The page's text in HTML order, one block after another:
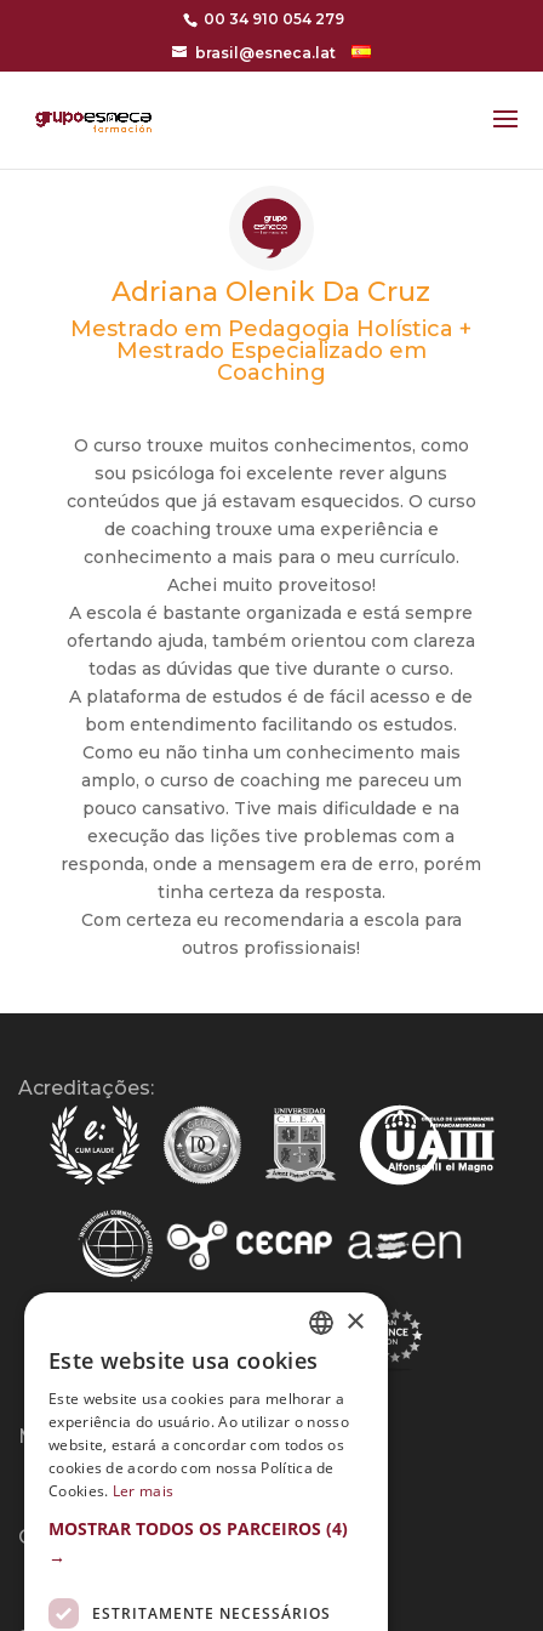
00 34 910 054 279
brasil@esneca.lat
Adriana Olenik Da Cruz
Mestrado em Pedagogia Holística +
Mestrado Especializado em
Coaching
O curso trouxe muitos conhecimentos, como
sou psicóloga foi excelente rever alguns
conteúdos que já estavam esquecidos. O curso
de coaching trouxe uma experiência e
conhecimento a mais para o meu currículo.
Achei muito proveitoso!
A escola é bastante organizada e está sempre
ofertando ajuda, também orientou com clareza
todas as dúvidas que tive durante o curso.
A plataforma de estudos é de fácil acesso e de
bom entendimento facilitando os estudos.
Como eu não tinha um conhecimento mais
amplo, o curso de coaching me pareceu um
pouco cansativo. Tive mais dificuldade e na
execução das lições tive problemas com a
responda, onde a mensagem era de erro, porém
tinha certeza da resposta.
Com certeza eu recomendaria a escola para
outros profissionais!
Acreditações:
Métodos de Pagamento:
Contato:
SPANISH
×
Este website usa cookies
Este website usa cookies para melhorar a
experiência do usuário. Ao utilizar o nosso
website, estará a concordar com todos os
cookies de acordo com nossa Política de
Cookies. Ler mais
MOSTRAR TODOS OS PARCEIROS (4)
→
ESTRITAMENTE NECESSÁRIOS